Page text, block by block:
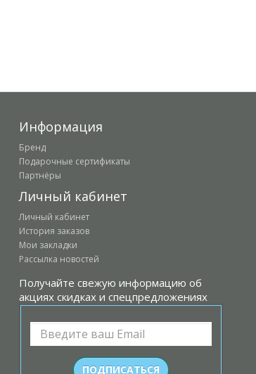
Информация
Бренд
Подарочные сертификаты
Партнёры
Личный кабинет
Личный кабинет
История заказов
Мои закладки
Рассылка новостей
Получайте свежую информацию об
акциях скидках и спецпредложениях